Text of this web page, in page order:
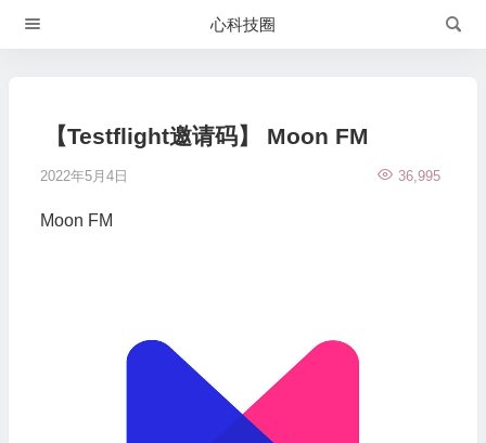
心科技圈
【Testflight邀请码】 Moon FM
2022年5月4日 36,995
Moon FM